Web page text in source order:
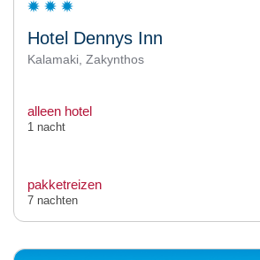
Hotel Dennys Inn
Kalamaki, Zakynthos
alleen hotel
1 nacht
pakketreizen
7 nachten